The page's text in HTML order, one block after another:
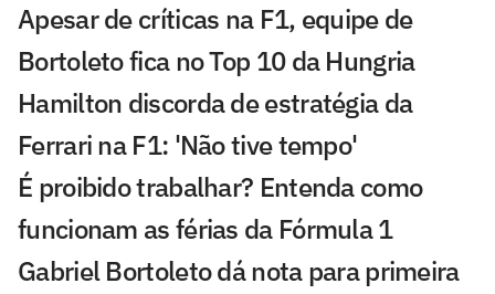
Apesar de críticas na F1, equipe de
Bortoleto fica no Top 10 da Hungria
Hamilton discorda de estratégia da
Ferrari na F1: 'Não tive tempo'
É proibido trabalhar? Entenda como
funcionam as férias da Fórmula 1
Gabriel Bortoleto dá nota para primeira